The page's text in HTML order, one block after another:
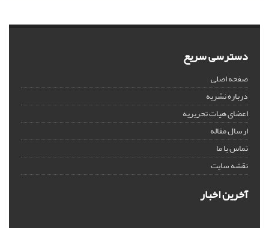
دسترسی سریع
صفحه اصلی
درباره نشریه
اعضای هیات تحریریه
ارسال مقاله
تماس با ما
نقشه سایت
آخرین اخبار